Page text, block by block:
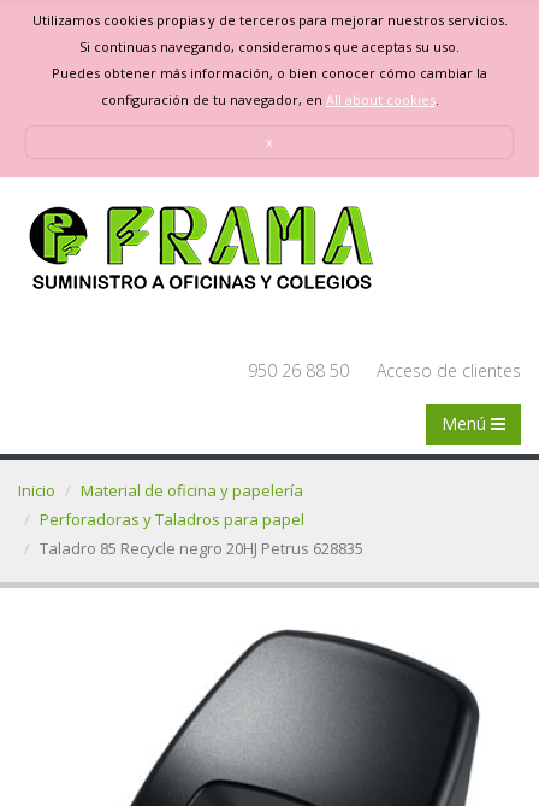
Utilizamos cookies propias y de terceros para mejorar nuestros servicios.
Si continuas navegando, consideramos que aceptas su uso.
Puedes obtener más información, o bien conocer cómo cambiar la
configuración de tu navegador, en All about cookies.
x
950 26 88 50 Acceso de clientes
Menú
Inicio
Material de oficina y papelería
Perforadoras y Taladros para papel
Taladro 85 Recycle negro 20HJ Petrus 628835